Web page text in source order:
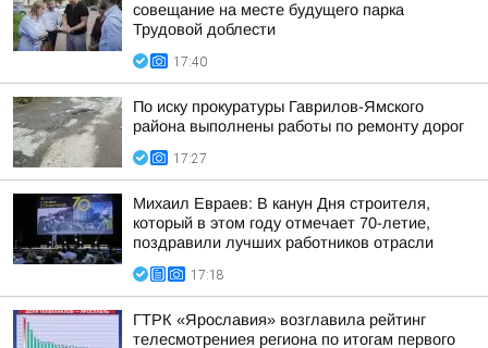
совещание на месте будущего парка
Трудовой доблести
17:40
По иску прокуратуры Гаврилов-Ямского
района выполнены работы по ремонту дорог
17:27
Михаил Евраев: В канун Дня строителя,
который в этом году отмечает 70-летие,
поздравили лучших работников отрасли
17:18
ГТРК «Ярославия» возглавила рейтинг
телесмотрениея региона по итогам первого